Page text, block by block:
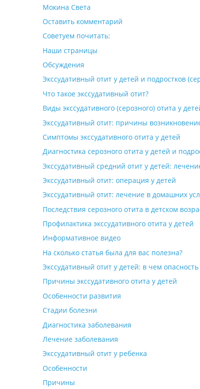
Мокина Света
Оставить комментарий
Советуем почитать:
Наши страницы
Обсуждения
Экссудативный отит у детей и подростков
Что такое экссудативный отит?
Виды экссудативного (серозного) отита у
Экссудативный отит: причины
Симптомы экссудативного отита у детей
Диагностика серозного отита у детей и
Экссудативный средний отит у детей:
Экссудативный отит: операция у детей
Экссудативный отит: лечение в домашних
Последствия серозного отита в детском
Профилактика экссудативного отита у детей
Информативное видео
На сколько статья была для вас полезна?
Экссудативный отит у детей: в чем
Причины экссудативного отита у детей
Особенности развития
Стадии болезни
Диагностика заболевания
Лечение заболевания
Экссудативный отит у ребенка
Особенности
Причины